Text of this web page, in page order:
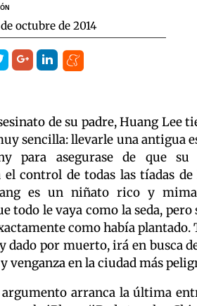
octubre de 2014
de su padre, Huang Lee
sencilla: llevarle una antigua
para asegurase de que su
el control de todas las tíadas
es un niñato rico y
todo le vaya como la seda,
como había plantado.
dado por muerto, irá en busca
venganza en la ciudad más
argumento arranca la última